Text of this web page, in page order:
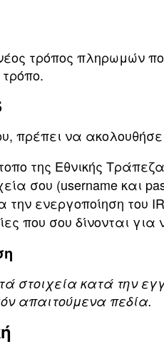
τρόπος πληρωμών
πρέπει να
της Εθνικής
σου (username και
την ενεργοποίηση του
που σου δίνονται
στοιχεία κατά την
απαιτούμενα πεδία.